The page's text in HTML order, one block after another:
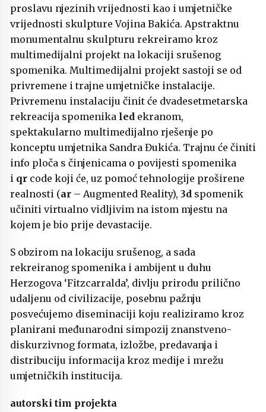
proslavu njezinih vrijednosti kao i umjetničke
vrijednosti skulpture Vojina Bakića. Apstraktnu
monumentalnu skulpturu rekreiramo kroz
multimedijalni projekt na lokaciji srušenog
spomenika. Multimedijalni projekt sastoji se od
privremene i trajne umjetničke instalacije.
Privremenu instalaciju činit će dvadesetmetarska
rekreacija spomenika led ekranom,
spektakularno multimedijalno rješenje po
konceptu umjetnika Sandra Đukića. Trajnu će činiti
info ploča s činjenicama o povijesti spomenika
i qr code koji će, uz pomoć tehnologije proširene
realnosti (ar – Augmented Reality), 3d spomenik
učiniti virtualno vidljivim na istom mjestu na
kojem je bio prije devastacije.
S obzirom na lokaciju srušenog, a sada
rekreiranog spomenika i ambijent u duhu
Herzogova ‘Fitzcarralda’, divlju prirodu prilično
udaljenu od civilizacije, posebnu pažnju
posvećujemo diseminaciji koju realiziramo kroz
planirani međunarodni simpozij znanstveno-
diskurzivnog formata, izložbe, predavanja i
distribuciju informacija kroz medije i mrežu
umjetničkih institucija.
autorski tim projekta